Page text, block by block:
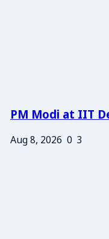
PM Modi at IIT
Aug 8, 2026 0 3